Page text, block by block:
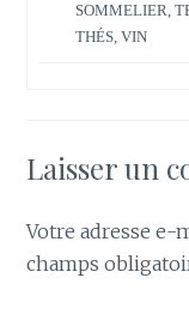
SOMMELIER ,
THÉS ,VIN
Laisser un
Votre adresse e-
champs